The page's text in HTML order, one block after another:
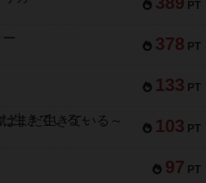
PT
378 PT
133 PT
103 PT
まだ生きている～
97 PT